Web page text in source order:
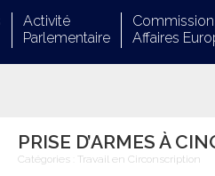
Activité
Parlementaire
Affaires
PRISE D’ARMES À
Catégories : Travail en Circonscription